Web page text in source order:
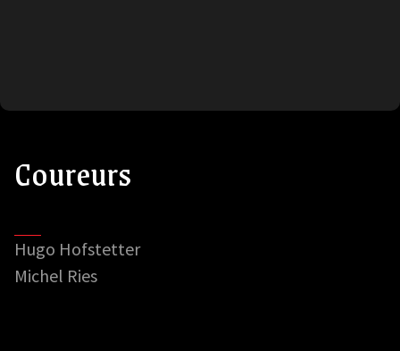
Coureurs
Hugo Hofstetter
Michel Ries